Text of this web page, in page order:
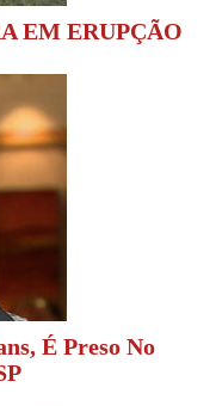
EM ERUPÇÃO
É Preso No